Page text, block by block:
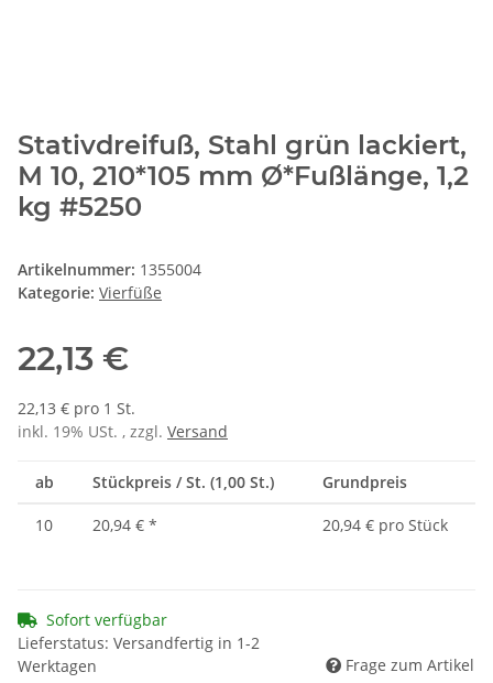
Stativdreifuß, Stahl grün lackiert,
M 10, 210*105 mm Ø*Fußlänge, 1,2
kg #5250
Artikelnummer: 1355004
Kategorie: Vierfüße
22,13 €
22,13 € pro 1 St.
inkl. 19% USt. , zzgl. Versand
ab Stückpreis / St. (1,00 St.) Grundpreis
10 20,94 € * 20,94 € pro Stück
Sofort verfügbar
Lieferstatus: Versandfertig in 1-2
Werktagen
Frage zum Artikel